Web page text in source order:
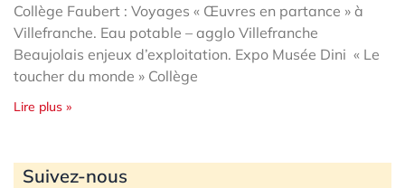
Collège Faubert : Voyages « Œuvres en partance » à
Villefranche. Eau potable – agglo Villefranche
Beaujolais enjeux d’exploitation. Expo Musée Dini « Le
toucher du monde » Collège
Lire plus »
Suivez-nous
Archives